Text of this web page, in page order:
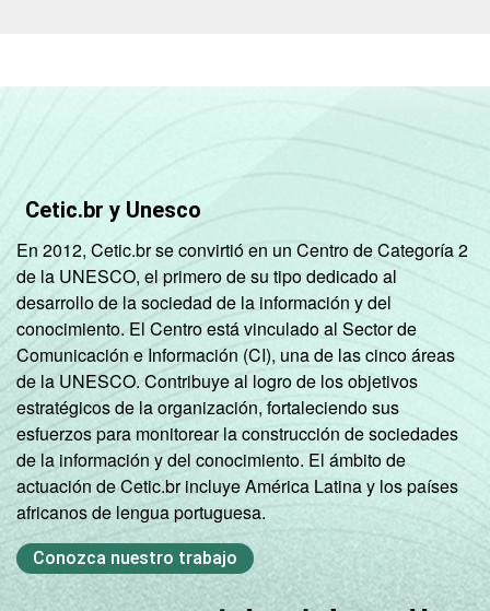
Cetic.br y Unesco
En 2012, Cetic.br se convirtió en un Centro de Categoría 2
de la UNESCO, el primero de su tipo dedicado al
desarrollo de la sociedad de la información y del
conocimiento. El Centro está vinculado al Sector de
Comunicación e Información (CI), una de las cinco áreas
de la UNESCO. Contribuye al logro de los objetivos
estratégicos de la organización, fortaleciendo sus
esfuerzos para monitorear la construcción de sociedades
de la información y del conocimiento. El ámbito de
actuación de Cetic.br incluye América Latina y los países
africanos de lengua portuguesa.
Conozca nuestro trabajo